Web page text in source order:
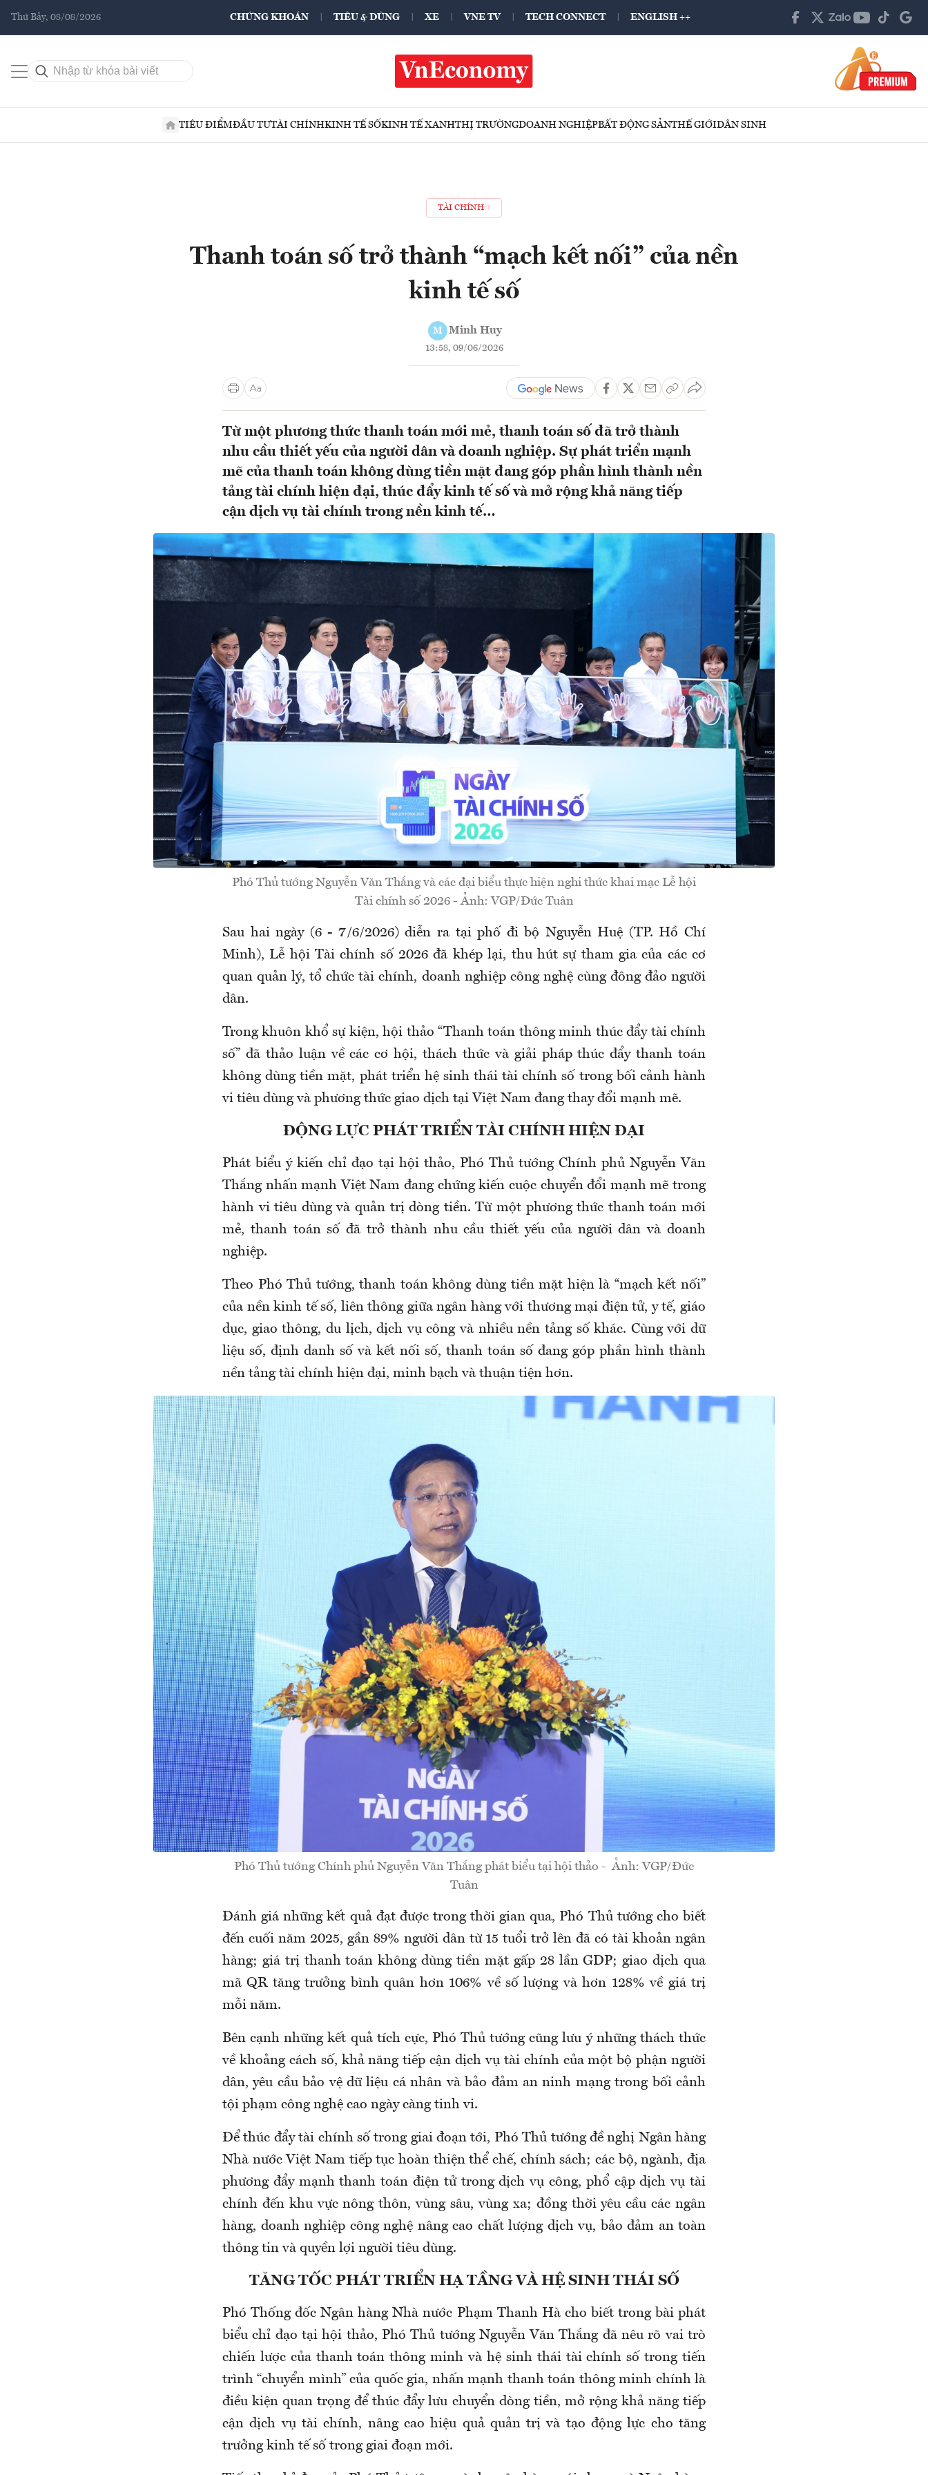
Thứ Bảy, 08/08/2026 CHỨNG KHOÁN TIÊU & DÙNG XE VNE TV TECH CONNECT ENGLISH ++
TIÊU ĐIỂMĐẦU TƯTÀI CHÍNHKINH TẾ SỐKINH TẾ XANHTHỊ TRƯỜNGDOANH NGHIỆPBẤT ĐỘNG SẢNTHẾ GIỚIDÂN SINH
TÀI CHÍNH
Thanh toán số trở thành “mạch kết nối” của nền
kinh tế số
M Minh Huy
13:58, 09/06/2026
Từ một phương thức thanh toán mới mẻ, thanh toán số đã trở thành
nhu cầu thiết yếu của người dân và doanh nghiệp. Sự phát triển mạnh
mẽ của thanh toán không dùng tiền mặt đang góp phần hình thành nền
tảng tài chính hiện đại, thúc đẩy kinh tế số và mở rộng khả năng tiếp
cận dịch vụ tài chính trong nền kinh tế…
Phó Thủ tướng Nguyễn Văn Thắng và các đại biểu thực hiện nghi thức khai mạc Lễ hội
Tài chính số 2026 - Ảnh: VGP/Đức Tuân
Sau hai ngày (6 - 7/6/2026) diễn ra tại phố đi bộ Nguyễn Huệ (TP. Hồ Chí
Minh), Lễ hội Tài chính số 2026 đã khép lại, thu hút sự tham gia của các cơ
quan quản lý, tổ chức tài chính, doanh nghiệp công nghệ cùng đông đảo người
dân.
Trong khuôn khổ sự kiện, hội thảo “Thanh toán thông minh thúc đẩy tài chính
số” đã thảo luận về các cơ hội, thách thức và giải pháp thúc đẩy thanh toán
không dùng tiền mặt, phát triển hệ sinh thái tài chính số trong bối cảnh hành
vi tiêu dùng và phương thức giao dịch tại Việt Nam đang thay đổi mạnh mẽ.
ĐỘNG LỰC PHÁT TRIỂN TÀI CHÍNH HIỆN ĐẠI
Phát biểu ý kiến chỉ đạo tại hội thảo, Phó Thủ tướng Chính phủ Nguyễn Văn
Thắng nhấn mạnh Việt Nam đang chứng kiến cuộc chuyển đổi mạnh mẽ trong
hành vi tiêu dùng và quản trị dòng tiền. Từ một phương thức thanh toán mới
mẻ, thanh toán số đã trở thành nhu cầu thiết yếu của người dân và doanh
nghiệp.
Theo Phó Thủ tướng, thanh toán không dùng tiền mặt hiện là “mạch kết nối”
của nền kinh tế số, liên thông giữa ngân hàng với thương mại điện tử, y tế, giáo
dục, giao thông, du lịch, dịch vụ công và nhiều nền tảng số khác. Cùng với dữ
liệu số, định danh số và kết nối số, thanh toán số đang góp phần hình thành
nền tảng tài chính hiện đại, minh bạch và thuận tiện hơn.
Phó Thủ tướng Chính phủ Nguyễn Văn Thắng phát biểu tại hội thảo - Ảnh: VGP/Đức
Tuân
Đánh giá những kết quả đạt được trong thời gian qua, Phó Thủ tướng cho biết
đến cuối năm 2025, gần 89% người dân từ 15 tuổi trở lên đã có tài khoản ngân
hàng; giá trị thanh toán không dùng tiền mặt gấp 28 lần GDP; giao dịch qua
mã QR tăng trưởng bình quân hơn 106% về số lượng và hơn 128% về giá trị
mỗi năm.
Bên cạnh những kết quả tích cực, Phó Thủ tướng cũng lưu ý những thách thức
về khoảng cách số, khả năng tiếp cận dịch vụ tài chính của một bộ phận người
dân, yêu cầu bảo vệ dữ liệu cá nhân và bảo đảm an ninh mạng trong bối cảnh
tội phạm công nghệ cao ngày càng tinh vi.
Để thúc đẩy tài chính số trong giai đoạn tới, Phó Thủ tướng đề nghị Ngân hàng
Nhà nước Việt Nam tiếp tục hoàn thiện thể chế, chính sách; các bộ, ngành, địa
phương đẩy mạnh thanh toán điện tử trong dịch vụ công, phổ cập dịch vụ tài
chính đến khu vực nông thôn, vùng sâu, vùng xa; đồng thời yêu cầu các ngân
hàng, doanh nghiệp công nghệ nâng cao chất lượng dịch vụ, bảo đảm an toàn
thông tin và quyền lợi người tiêu dùng.
TĂNG TỐC PHÁT TRIỂN HẠ TẦNG VÀ HỆ SINH THÁI SỐ
Phó Thống đốc Ngân hàng Nhà nước Phạm Thanh Hà cho biết trong bài phát
biểu chỉ đạo tại hội thảo, Phó Thủ tướng Nguyễn Văn Thắng đã nêu rõ vai trò
chiến lược của thanh toán thông minh và hệ sinh thái tài chính số trong tiến
trình “chuyển mình” của quốc gia, nhấn mạnh thanh toán thông minh chính là
điều kiện quan trọng để thúc đẩy lưu chuyển dòng tiền, mở rộng khả năng tiếp
cận dịch vụ tài chính, nâng cao hiệu quả quản trị và tạo động lực cho tăng
trưởng kinh tế số trong giai đoạn mới.